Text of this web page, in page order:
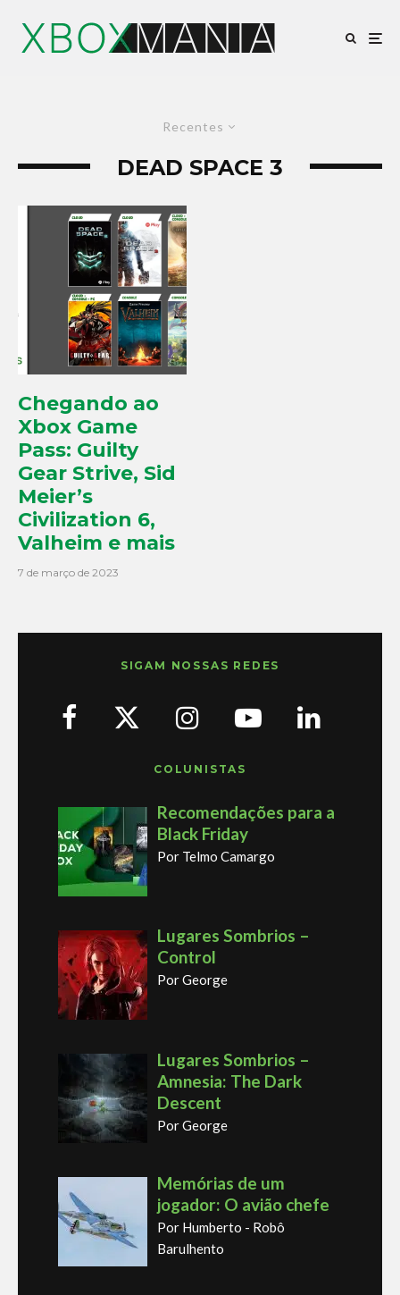
Recentes
DEAD SPACE 3
Chegando ao
Xbox Game
Pass: Guilty
Gear Strive, Sid
Meier’s
Civilization 6,
Valheim e mais
7 de março de 2023
SIGAM NOSSAS REDES
COLUNISTAS
Recomendações para a
Black Friday
Por Telmo Camargo
Lugares Sombrios –
Control
Por George
Lugares Sombrios –
Amnesia: The Dark
Descent
Por George
Memórias de um
jogador: O avião chefe
Por Humberto - Robô
Barulhento